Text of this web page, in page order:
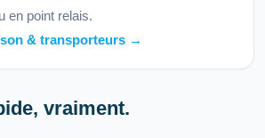
en point relais.
& transporteurs →
vraiment.